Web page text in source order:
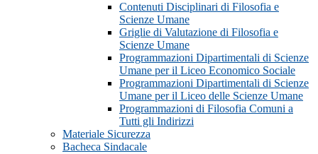
Contenuti Disciplinari di Filosofia e
Scienze Umane
Griglie di Valutazione di Filosofia e
Scienze Umane
Programmazioni Dipartimentali di Scienze
Umane per il Liceo Economico Sociale
Programmazioni Dipartimentali di Scienze
Umane per il Liceo delle Scienze Umane
Programmazioni di Filosofia Comuni a
Tutti gli Indirizzi
Materiale Sicurezza
Bacheca Sindacale